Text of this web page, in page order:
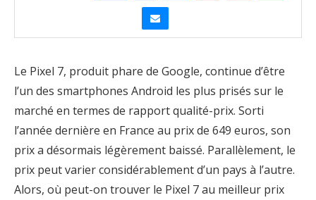
Le Pixel 7, produit phare de Google, continue d’être
l’un des smartphones Android les plus prisés sur le
marché en termes de rapport qualité-prix. Sorti
l’année dernière en France au prix de 649 euros, son
prix a désormais légèrement baissé. Parallèlement, le
prix peut varier considérablement d’un pays à l’autre.
Alors, où peut-on trouver le Pixel 7 au meilleur prix